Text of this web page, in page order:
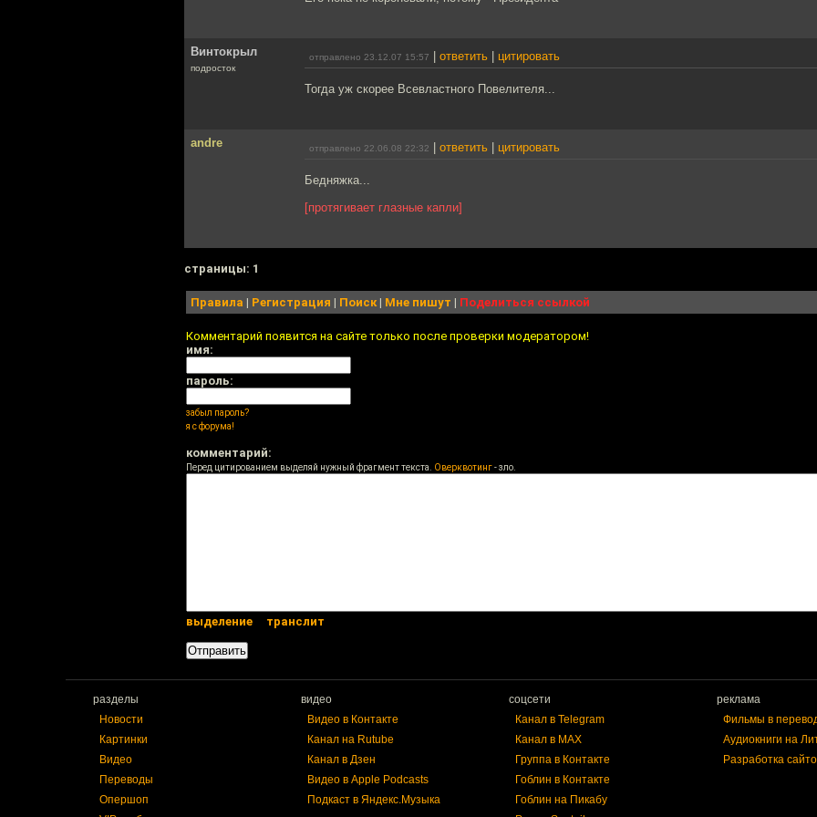
Винтокрыл
подросток
отправлено 23.12.07 15:57 ответить цитировать
Тогда уж скорее Всевластного Повелителя...
andre отправлено 22.06.08 22:32 ответить цитировать
Бедняжка...
[протягивает глазные капли]
cтраницы: 1
Правила | Регистрация | Поиск| Мне пишут | Поделиться ссылкой
Комментарий появится на сайте только после проверки модератором!
имя:
пароль:
забыл пароль?
я с форума!
комментарий:
Перед цитированием выделяй нужный фрагмент текста. Оверквотинг- зло.
выделение транслит
разделы
Новости
Картинки
Видео
Переводы
Опершоп
видео
Видео в Контакте
Канал на Rutube
Канал в Дзен
Видео в Apple Podcasts
Подкаст в Яндекс.Музыка
соцсети
Канал в Telegram
Канал в MAX
Группа в Контакте
Гоблин в Контакте
Гоблин на Пикабу
реклама
Фильмы в
Аудиокниги на
Разработка